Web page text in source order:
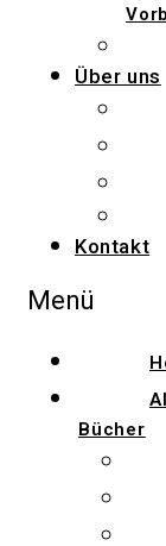
Über uns
Kontakt
Menü
Bücher